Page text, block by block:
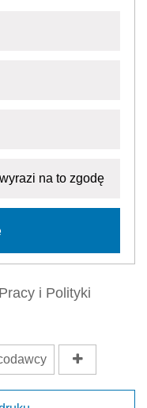
na to zgodę
i Polityki